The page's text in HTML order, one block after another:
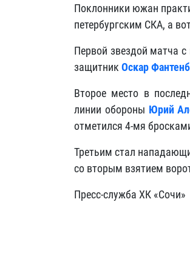
Поклонники южан
петербургским СКА, а
Первой звездой матча
защитник Оскар
Второе место в
линии обороны Юрий
отметился 4-мя
Третьим стал
со вторым взятием
Пресс-служба ХК «Сочи»